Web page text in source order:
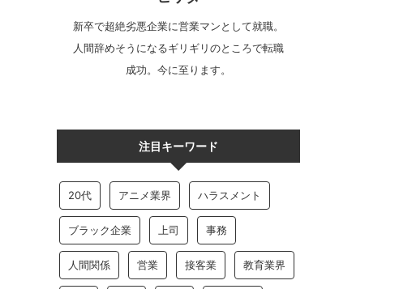
新卒で超絶劣悪企業に営業マンとして就職。
人間辞めそうになるギリギリのところで転職
成功。今に至ります。
注目キーワード
20代 アニメ業界 ハラスメント
ブラック企業 上司 事務
人間関係 営業 接客業 教育業界